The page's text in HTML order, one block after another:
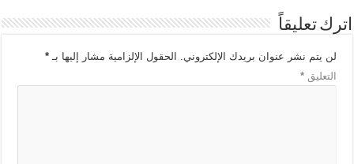
اترك تعليقاً
لن يتم نشر عنوان بريدك الإلكتروني. الحقول الإلزامية مشار إليها بـ*
التعليق*